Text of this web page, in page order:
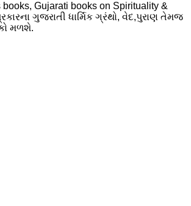
Gujarati books on Spirituality &
ગુજરાતી ધાર્મિક ગ્રંથો, વેદ,પુરાણ તેમજ
મળશે.